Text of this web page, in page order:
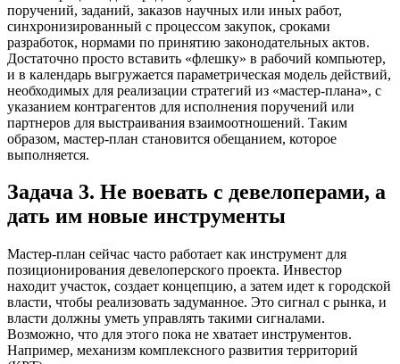
поручений, заданий, заказов научных или иных работ,
синхронизированный с процессом закупок, сроками
разработок, нормами по принятию законодательных актов.
Достаточно просто вставить «флешку» в рабочий компьютер,
и в календарь выгружается параметрическая модель действий,
необходимых для реализации стратегий из «мастер-плана», с
указанием контрагентов для исполнения поручений или
партнеров для выстраивания взаимоотношений. Таким
образом, мастер-план становится обещанием, которое
выполняется.
Задача 3. Не воевать с девелоперами, а
дать им новые инструменты
Мастер-план сейчас часто работает как инструмент для
позиционирования девелоперского проекта. Инвестор
находит участок, создает концепцию, а затем идет к городской
власти, чтобы реализовать задуманное. Это сигнал с рынка, и
власти должны уметь управлять такими сигналами.
Возможно, что для этого пока не хватает инструментов.
Например, механизм комплексного развития территорий